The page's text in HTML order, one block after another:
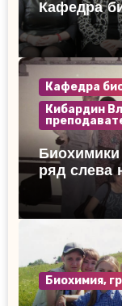
Кафедра
Кафедра
Кибардин
Биохимики
ряд слева
Биохимия,